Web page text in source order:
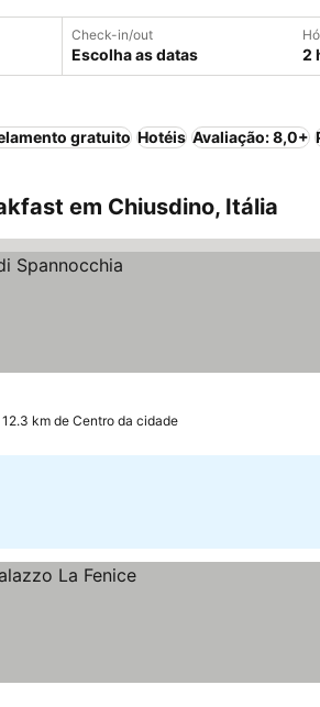
Check-in/out
Escolha as datas 2
gratuito Hotéis Avaliação: 8,0+
em Chiusdino, Itália
12.3 km de Centro da cidade